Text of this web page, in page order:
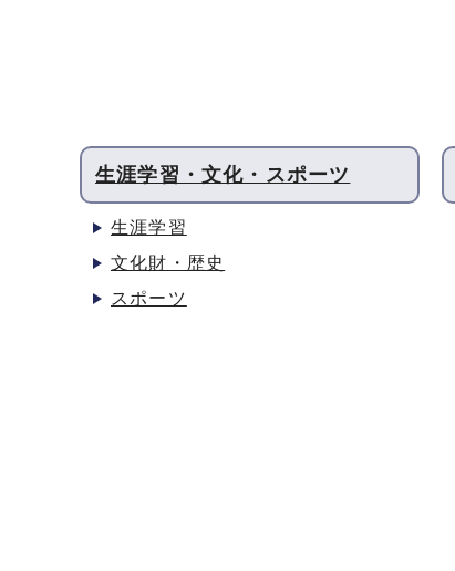
生涯学習・文化・スポーツ
生涯学習
文化財・歴史
スポーツ